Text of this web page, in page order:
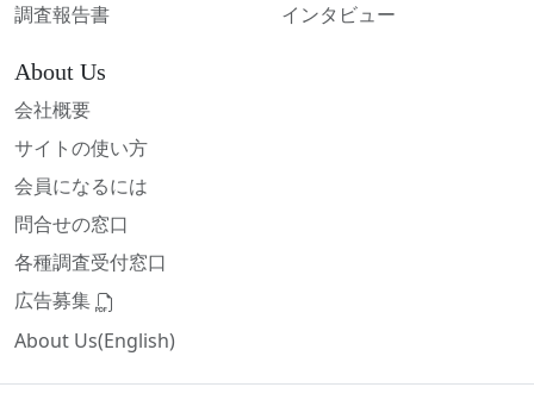
調査報告書
インタビュー
About Us
会社概要
サイトの使い方
会員になるには
問合せの窓口
各種調査受付窓口
広告募集
About Us(English)